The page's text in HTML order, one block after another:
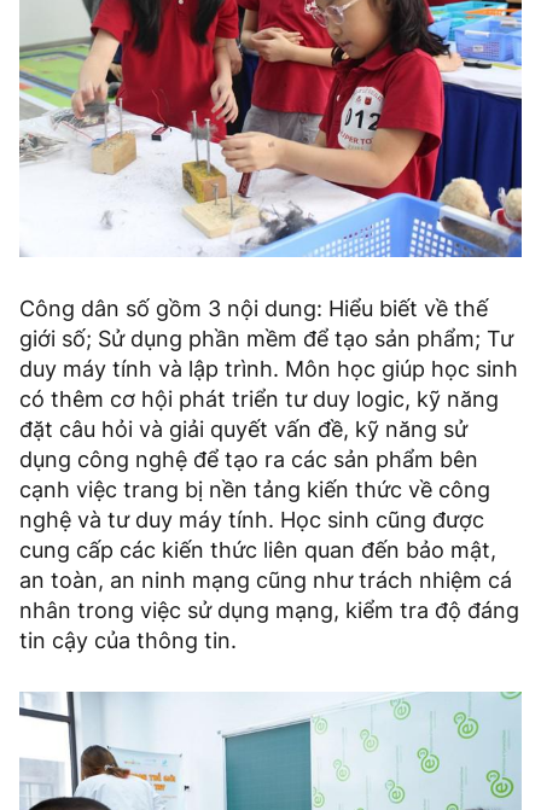
Công dân số gồm 3 nội dung: Hiểu biết về thế
giới số; Sử dụng phần mềm để tạo sản phẩm; Tư
duy máy tính và lập trình. Môn học giúp học sinh
có thêm cơ hội phát triển tư duy logic, kỹ năng
đặt câu hỏi và giải quyết vấn đề, kỹ năng sử
dụng công nghệ để tạo ra các sản phẩm bên
cạnh việc trang bị nền tảng kiến thức về công
nghệ và tư duy máy tính. Học sinh cũng được
cung cấp các kiến thức liên quan đến bảo mật,
an toàn, an ninh mạng cũng như trách nhiệm cá
nhân trong việc sử dụng mạng, kiểm tra độ đáng
tin cậy của thông tin.